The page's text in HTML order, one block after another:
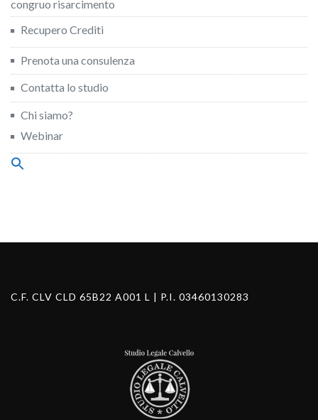
congruo risarcimento
Recupero Crediti
Prenota una consulenza
Contatta lo studio
Chi siamo?
Webinar
Search
C.F. CLV CLD 65B22 A001 L | P.I. 03460130283